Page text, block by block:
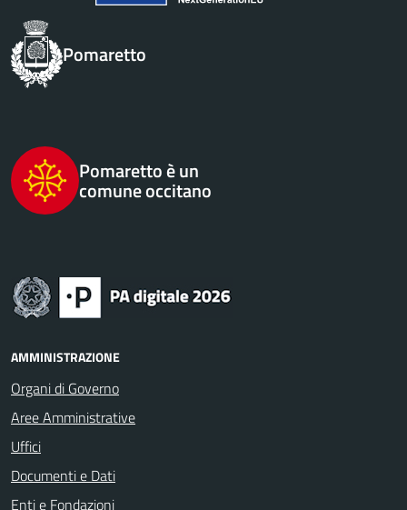
Pomaretto
Pomaretto è un
comune occitano
AMMINISTRAZIONE
Organi di Governo
Aree Amministrative
Uffici
Documenti e Dati
Enti e Fondazioni